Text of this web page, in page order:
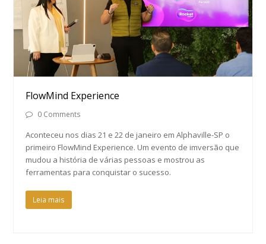
FlowMind Experience
0 Comments
Aconteceu nos dias 21 e 22 de janeiro em Alphaville-SP o
primeiro FlowMind Experience. Um evento de imversão que
mudou a história de várias pessoas e mostrou as
ferramentas para conquistar o sucesso.
Leia mais